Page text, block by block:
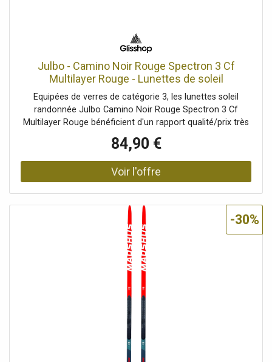
Julbo - Camino Noir Rouge Spectron 3 Cf
Multilayer Rouge - Lunettes de soleil
Equipées de verres de catégorie 3, les lunettes soleil
randonnée Julbo Camino Noir Rouge Spectron 3 Cf
Multilayer Rouge bénéficient d'un rapport qualité/prix très
intéressant
84,90 €
-30%